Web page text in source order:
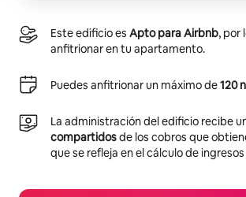
Este edificio es Apto para Airbnb, por
anfitrionar en tu apartamento.
Puedes anfitrionar un máximo de120
La administración del edificio recibe
compartidosde los cobros que
que se refleja en el cálculo de